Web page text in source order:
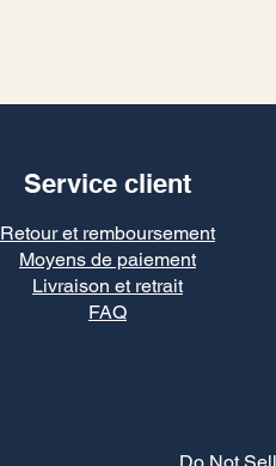
Service client
Retour et remboursement
Moyens de paiement
Livraison et retrait
FAQ